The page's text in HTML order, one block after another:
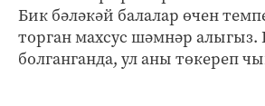
Бик бәләкәй балалар өчен
торган махсус шәмнәр алыгыз.
болганганда, ул аны төкереп